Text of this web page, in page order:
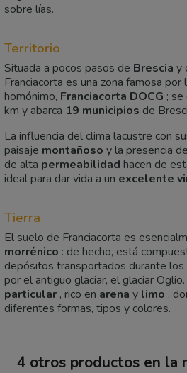
sobre lías.
Territorio
Situada a pocos pasos de Brescia y
Franciacorta es una zona famosa
homónimo, Franciacorta DOCG ;
km y abarca 19 municipios de
La influencia del clima lacustre con
paisaje montañoso y la presencia
de alta permeabilidad hacen de
ideal para dar vida a un excelente
Tierra
El suelo de Franciacorta es
morrénico : de hecho, está
depósitos transportados durante
por el antiguo glaciar, el glaciar
particular , rico en arena y limo ,
diferentes formas, tipos y colores.
4 otros productos en la